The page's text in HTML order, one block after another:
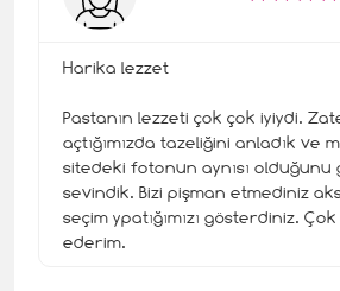
Harika lezzet
Pastanın lezzeti çok çok iyiydi.
açtığımızda tazeliğini anladık ve
sitedeki fotonun aynısı olduğunu
sevindik. Bizi pişman etmediniz
seçim ypatığımızı gösterdiniz.
ederim.